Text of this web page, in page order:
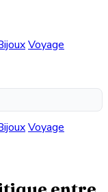
Voyage
Voyage